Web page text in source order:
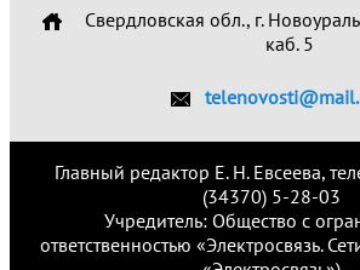
Свердловская обл., г.
каб. 5
Главный редактор Е. Н. Евсеева,
(34370) 5-28-03
Учредитель: Общество с
ответственностью «Электросвязь.